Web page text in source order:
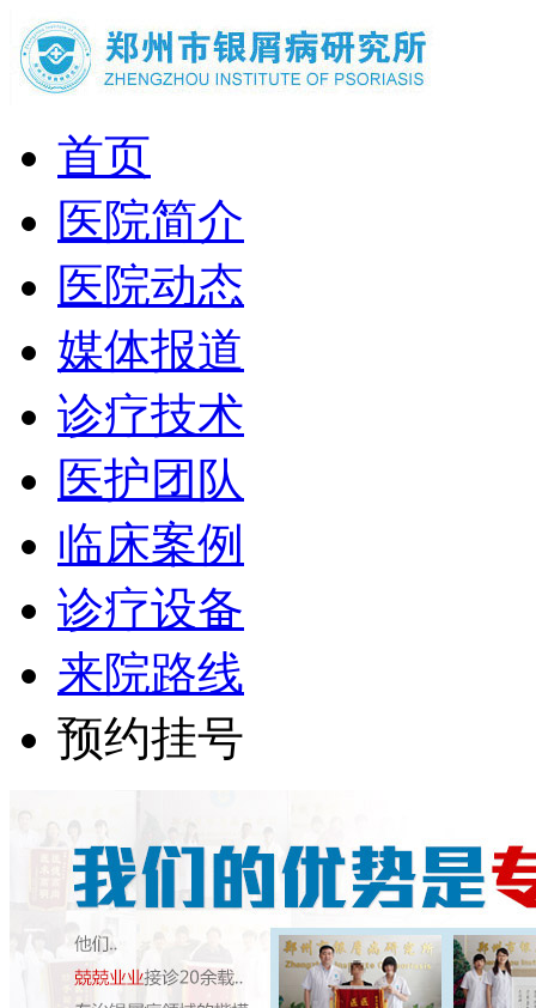
首页
医院简介
医院动态
媒体报道
诊疗技术
医护团队
临床案例
诊疗设备
来院路线
预约挂号